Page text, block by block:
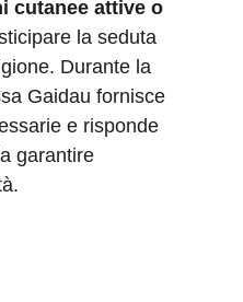
cutanee attive o
la seduta
Durante la
Gaidau fornisce
e risponde
garantire